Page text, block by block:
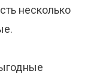
несколько